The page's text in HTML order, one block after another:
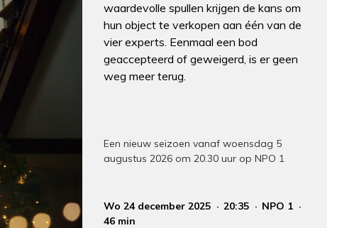
waardevolle spullen krijgen de kans om
hun object te verkopen aan één van de
vier experts. Eenmaal een bod
geaccepteerd of geweigerd, is er geen
weg meer terug.
Een nieuw seizoen vanaf woensdag 5
augustus 2026 om 20.30 uur op NPO 1
Wo 24 december 2025 20:35
NPO 1
46 min